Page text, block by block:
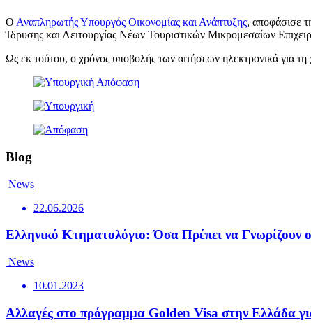
Ο Αναπληρωτής Υπουργός Οικονομίας και Ανάπτυξης, αποφάσισε
Ίδρυσης και Λειτουργίας Νέων Τουριστικών Μικρομεσαίων
Ως εκ τούτου, ο χρόνος υποβολής των αιτήσεων ηλεκτρονικά για
Blog
News
22.06.2026
Ελληνικό Κτηματολόγιο: Όσα Πρέπει να Γνωρίζουν
News
10.01.2023
Αλλαγές στο πρόγραμμα Golden Visa στην Ελλάδα